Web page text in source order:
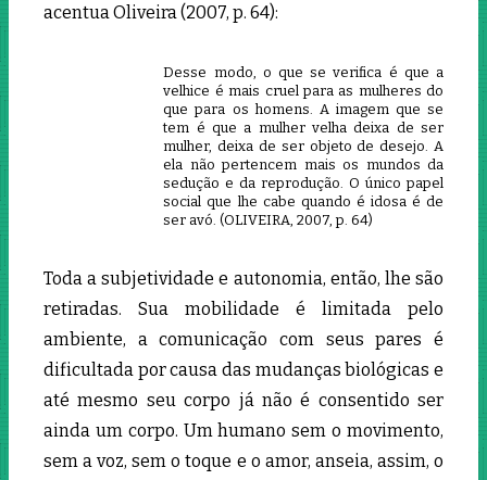
acentua Oliveira (2007, p. 64):
Desse modo, o que se verifica é que a
velhice é mais cruel para as mulheres do
que para os homens. A imagem que se
tem é que a mulher velha deixa de ser
mulher, deixa de ser objeto de desejo. A
ela não pertencem mais os mundos da
sedução e da reprodução. O único papel
social que lhe cabe quando é idosa é de
ser avó. (OLIVEIRA, 2007, p. 64)
Toda a subjetividade e autonomia, então, lhe são
retiradas. Sua mobilidade é limitada pelo
ambiente, a comunicação com seus pares é
dificultada por causa das mudanças biológicas e
até mesmo seu corpo já não é consentido ser
ainda um corpo. Um humano sem o movimento,
sem a voz, sem o toque e o amor, anseia, assim, o